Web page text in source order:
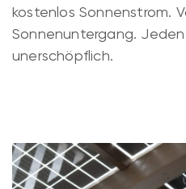
kostenlos Sonnenstrom.
Sonnenuntergang.
unerschöpflich.